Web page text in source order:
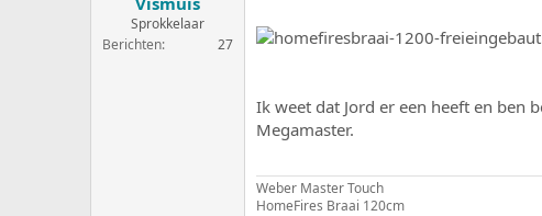
r
Sprokkelaar
Berichten
27
Ik weet dat Jord er een heeft en ben
Megamaster.
Weber Master Touch
HomeFires Braai 120cm